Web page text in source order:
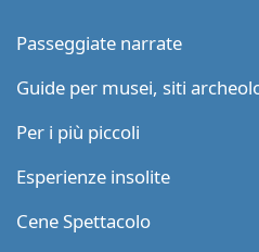
Passeggiate narrate
Guide per musei, siti
Per i più piccoli
Esperienze insolite
Cene Spettacolo